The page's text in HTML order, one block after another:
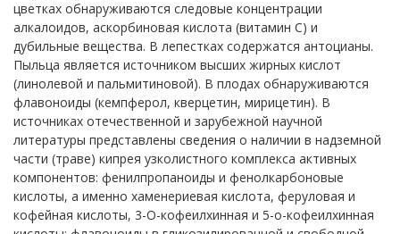
цветках обнаруживаются следовые концентрации
алкалоидов, аскорбиновая кислота (витамин С) и
дубильные вещества. В лепестках содержатся антоцианы.
Пыльца является источником высших жирных кислот
(линолевой и пальмитиновой). В плoдах обнаруживаются
флавоноиды (кемпферол, кверцетин, мирицетин). В
источниках отечественной и зарубежной научной
литературы представлены сведения о наличии в надземной
части (траве) кипрея узколистного комплекса активных
компонентов: фенилпропаноиды и фенолкарбоновые
кислоты, а именно хаменериевая кислота, феруловая и
кофейная кислоты, 3-О-кофеилхинная и 5-о-кофеилхинная